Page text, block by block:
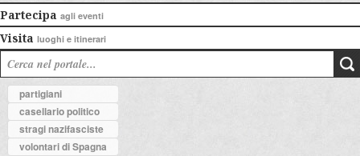
Partecipa agli eventi
Visita luoghi e itinerari
partigiani
casellario politico
stragi nazifasciste
volontari di Spagna